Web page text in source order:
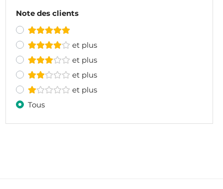
Note des clients
et plus
et plus
et plus
et plus
Tous